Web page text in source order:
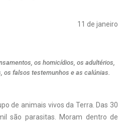
11 de janeiro
os homicídios, os adultérios,
os falsos testemunhos e as calúnias.
de animais vivos da Terra. Das 30
são parasitas. Moram dentro de